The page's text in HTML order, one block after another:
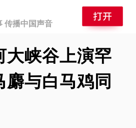
传播中国声音
大峡谷上演罕
麝与白马鸡同